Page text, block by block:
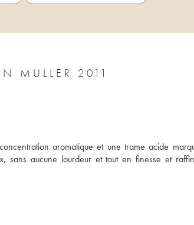
MULLER 2011
aromatique et une trame acide
sans aucune lourdeur et tout en finesse et